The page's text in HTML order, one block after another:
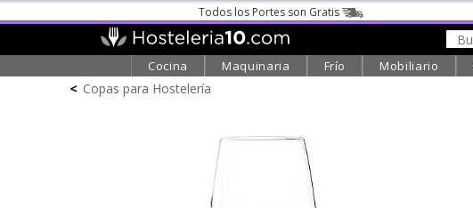
Todos los Portes son Gratis
Cocina Maquinaria Frío Mobiliario
< Copas para Hostelería